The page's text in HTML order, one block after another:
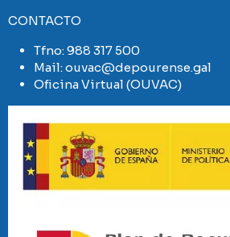
CONTACTO
Tfno:988 317 500
Mail:ouvac@depourense.gal
Oficina Virtual (OUVAC)